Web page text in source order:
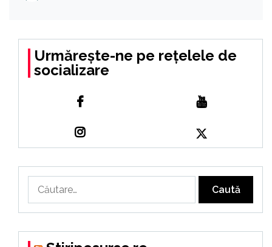
Urmărește-ne pe rețelele de
socializare